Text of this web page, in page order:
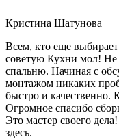
Кристина Шатунова
Всем, кто еще
советую Кухни мол! Не
спальню. Начиная с
монтажом никаких
быстро и качественно.
Огромное спасибо
Это мастер своего
здесь.